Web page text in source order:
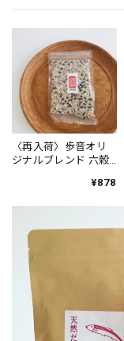
〈再入荷〉歩音オリ
ジナルブレンド 六穀
¥878